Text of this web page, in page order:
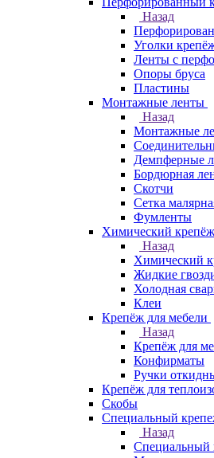
Назад
Уголки
Ленты с
Опоры бруса
Пластины
Монтажные ленты
Назад
Монтажные
Демпферные
Бордюрная
Скотчи
Сетка
Фумленты
Химический крепёж
Назад
Химический
Жидкие
Холодная
Клеи
Крепёж для мебели
Назад
Крепёж для
Конфирматы
Ручки
Крепёж для
Скобы
Специальный
Назад
Специальный